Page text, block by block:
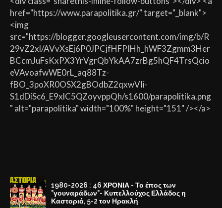
href="https://www.parapolitika.gr/" target="_blank">
<img
src="https://blogger.googleusercontent.com/img/b/R
29vZ2xl/AVvXsEj6P0JPCjfHFPIHh_hWF3Zgmm3Her
BCcmJuFsKxPX3YrVgrQbYkAA7zrBg5hQF4TrsQcio
eVAvoafwWE0rL_aq88Tz-
fBO_3poXR0OSX2gBOdbZ2qxwVIi-
S1dDiSc6_E9xlC5QZoyvppQh/s1600/parapolitika.png
" alt="parapolitika" width="100%" height="151" /></a>
1980-2026 : 46 ΧΡΟΝΙΑ - Το έπος των
"γουναράδων"- Κυπελλούχος Ελλάδος η
Καστοριά, 5-2 τον Ηρακλή